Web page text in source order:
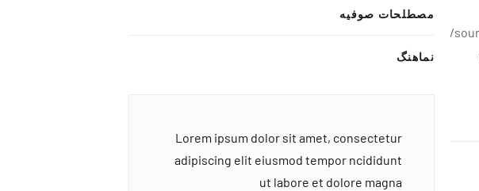
مصطلحات صوفیه
نماهنگ
Lorem ipsum dolor sit amet, consectetur
adipiscing elit eiusmod tempor ncididunt
ut labore et dolore magna